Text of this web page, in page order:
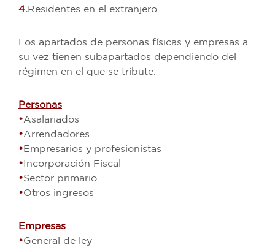
4.Residentes en el extranjero
Los apartados de personas físicas y empresas a
su vez tienen subapartados dependiendo del
régimen en el que se tribute.
Personas
•Asalariados
•Arrendadores
• Empresarios y profesionistas
• Incorporación Fiscal
•Sector primario
•Otros ingresos
Empresas
•General de ley